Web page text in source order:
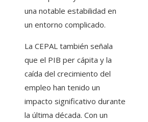
una notable estabilidad en
un entorno complicado.
La CEPAL también señala
que el PIB per cápita y la
caída del crecimiento del
empleo han tenido un
impacto significativo durante
la última década. Con un